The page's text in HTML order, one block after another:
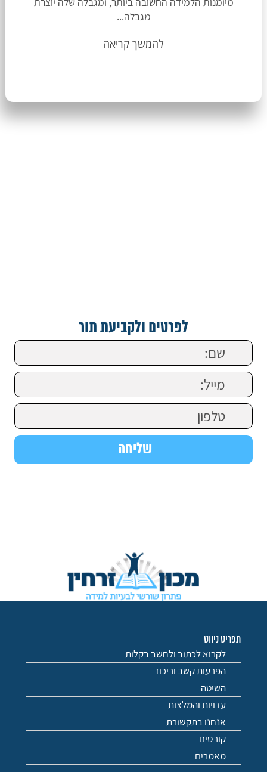
מגבלה...
להמשך קריאה
לפרטים ולקביעת תור
תפריט ניווט
לקרוא לכתוב ולחשב בקלות
הפרעות קשב וריכוז
השיטה
עדויות והמלצות
אנחנו בתקשורת
קורסים
מאמרים